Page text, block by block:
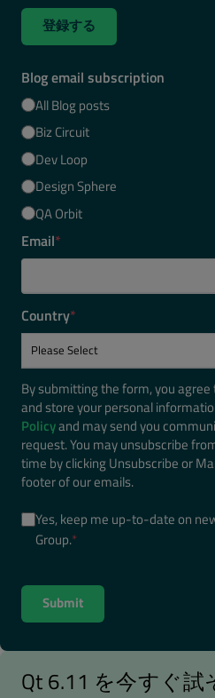
登録する
Blog email subscription
All Blog posts
Biz Circuit
Dev Loop
Design Sphere
QA Orbit
Email*
Country*
By submitting the form, you
and store your personal
Policyand may send you
request. You may unsubscribe
time by clicking Unsubscribe or
footer of our emails.
Yes, keep me up-to-date on
Group.*
Qt 6.11 を今すぐ試